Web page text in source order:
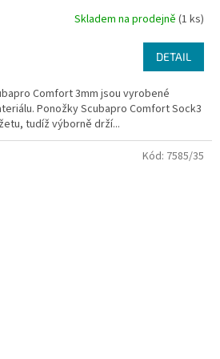
Skladem na prodejně (1 ks)
DETAIL
Comfort 3mm jsou vyrobené
Ponožky Scubapro Comfort Sock3
tudíž výborně drží...
Kód: 7585/35